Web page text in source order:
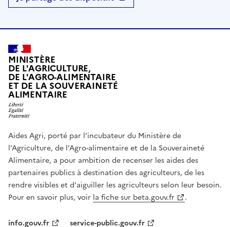
MINISTÈRE
DE L'AGRICULTURE,
DE L'AGRO-ALIMENTAIRE
ET DE LA SOUVERAINETÉ
ALIMENTAIRE
Aides Agri, porté par l’incubateur du Ministère de
l’Agriculture, de l’Agro-alimentaire et de la Souveraineté
Alimentaire, a pour ambition de recenser les aides des
partenaires publics à destination des agriculteurs, de les
rendre visibles et d'aiguiller les agriculteurs selon leur besoin.
Pour en savoir plus, voir la fiche sur beta.gouv.fr .
info.gouv.fr service-public.gouv.fr